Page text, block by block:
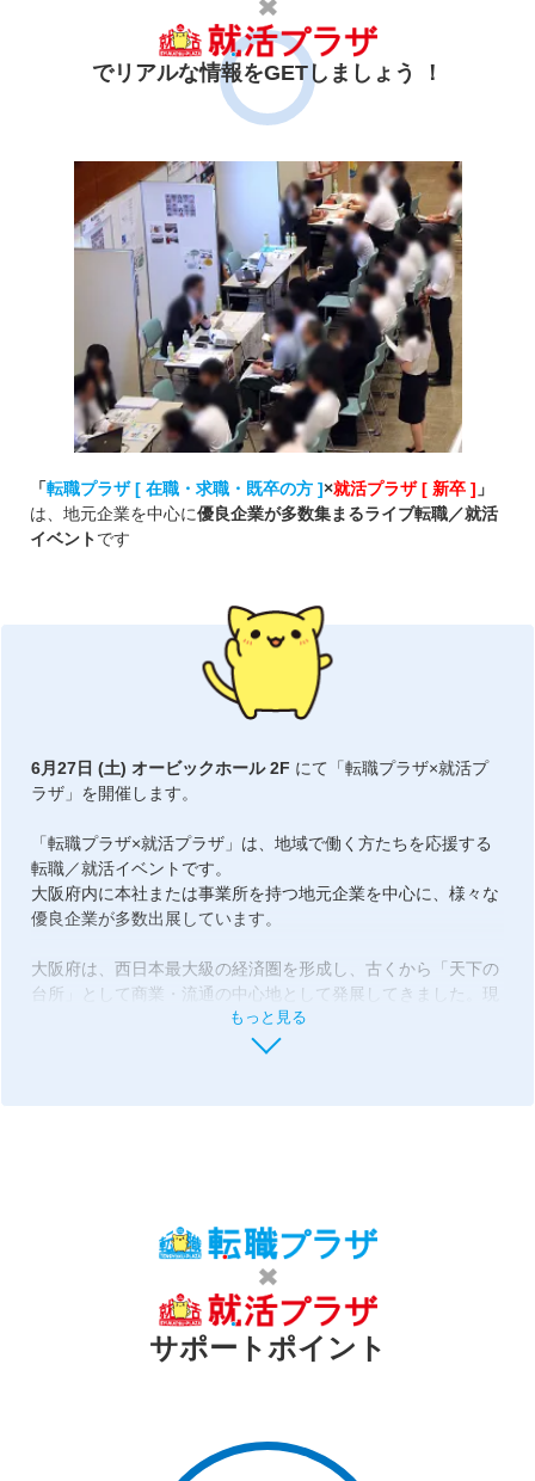
でリアルな情報をGETしましょう ！
「転職プラザ [ 在職・求職・既卒の方 ]×就活プラザ [ 新卒 ] 」
は、地元企業を中心に優良企業が多数集まるライブ転職／就活
イベントです
6月27日 (土) オービックホール 2F にて「転職プラザ×就活プ
ラザ」を開催します。
「転職プラザ×就活プラザ」は、地域で働く方たちを応援する
転職／就活イベントです。
大阪府内に本社または事業所を持つ地元企業を中心に、様々な
優良企業が多数出展しています。
大阪府は、西日本最大級の経済圏を形成し、古くから「天下の
台所」として商業・流通の中心地として発展してきました。現
在でも鉄道・高速道路・空港など交通インフラが充実してお
り、関西圏のビジネス拠点として高い利便性を誇ります。特に
観光・流通・サービス業が盛んな大阪ミナミの中心地。インバ
ウンド関連や小売・飲食分野の求人も豊富です。
大阪府全体としては、商業・製造・物流・サービスなど産業の
もっと見る
サポートポイント